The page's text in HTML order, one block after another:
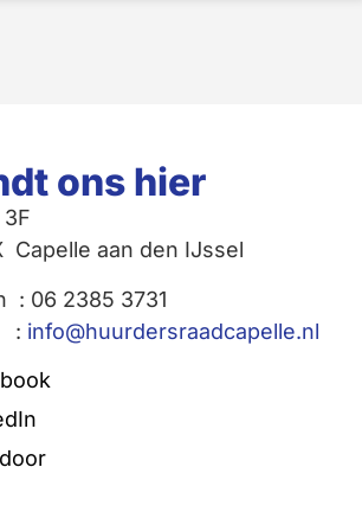
ons hier
Capelle aan den IJssel
: 06 2385 3731
: info@huurdersraadcapelle.nl